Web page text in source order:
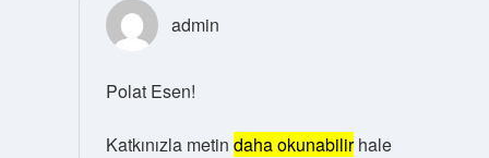
admin
Polat Esen!
Katkınızla metin daha okunabilirhale